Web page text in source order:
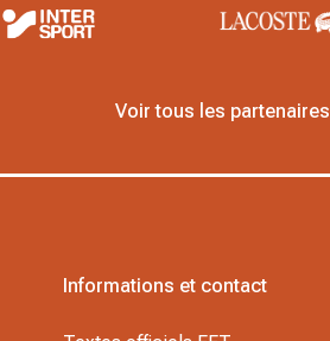
Voir tous les partenaires
Informations et contact